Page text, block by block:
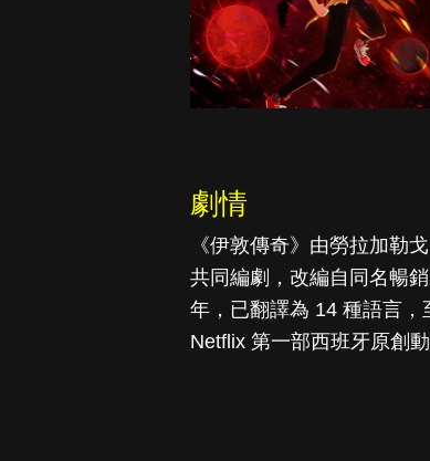
劇情
《伊敦傳奇》由勞拉加勒
共同編劇，改編自同名暢
年，已翻譯為 14 種語言
Netflix 第一部西班牙原創動
降
後